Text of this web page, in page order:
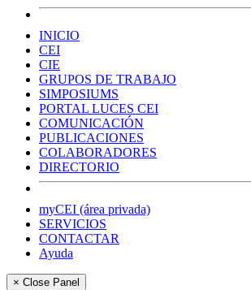
INICIO
CEI
CIE
GRUPOS DE TRABAJO
SIMPOSIUMS
PORTAL LUCES CEI
COMUNICACIÓN
PUBLICACIONES
COLABORADORES
DIRECTORIO
myCEI (área privada)
SERVICIOS
CONTACTAR
Ayuda
× Close Panel